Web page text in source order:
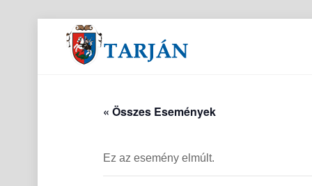
« Összes Események
Ez az esemény elmúlt.